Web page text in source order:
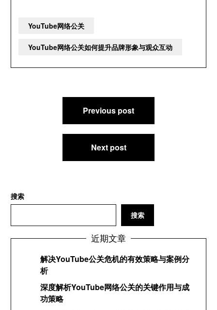
YouTube网络公关
YouTube网络公关如何提升品牌形象与观众互动
Previous post
Next post
搜索
搜索
近期文章
解决YouTube公关危机的有效策略与案例分
析
深度解析YouTube网络公关的关键作用与成
功策略